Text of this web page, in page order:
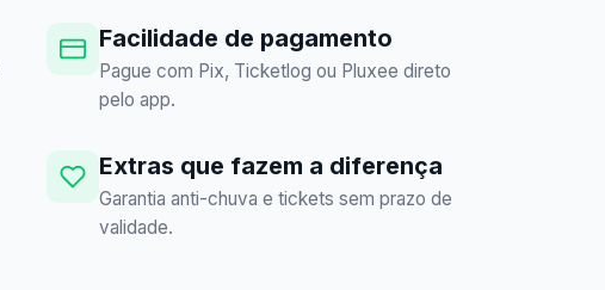
Facilidade de pagamento
Pague com Pix, Ticketlog ou Pluxee direto
pelo app.
Extras que fazem a diferença
Garantia anti-chuva e tickets sem prazo de
validade.